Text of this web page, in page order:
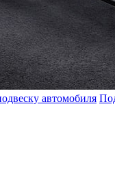
автомобиля